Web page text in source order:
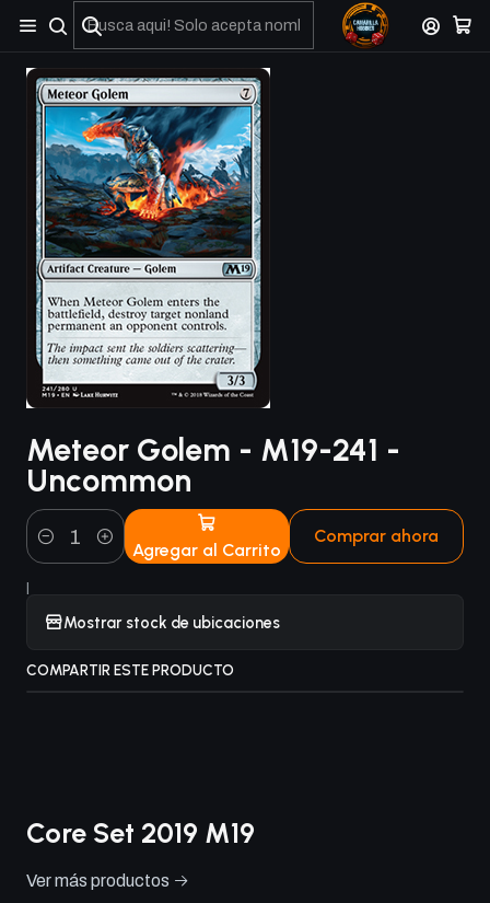
No olviden reportar sus depositos y transferencias por Whatsapp
Meteor Golem - M19-241 -
Uncommon
Cantidad Agregar al Carrito
Comprar ahora
|
Mostrar stock de ubicaciones
COMPARTIR ESTE PRODUCTO
Core Set 2019 M19
Ver más productos